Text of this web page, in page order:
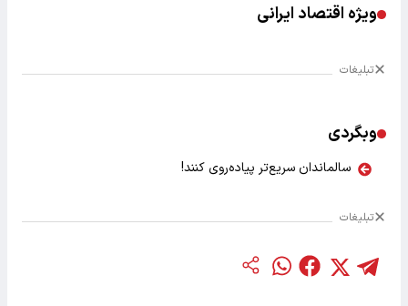
ویژه اقتصاد ایرانی
تبلیغات
وبگردی
سالماندان سریع‌تر پیاده‌روی کنند!
تبلیغات